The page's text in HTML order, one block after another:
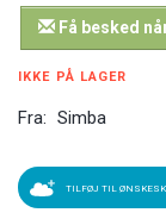
Få besked
IKKE PÅ LAGER
Fra: Simba
TILFØJ TIL